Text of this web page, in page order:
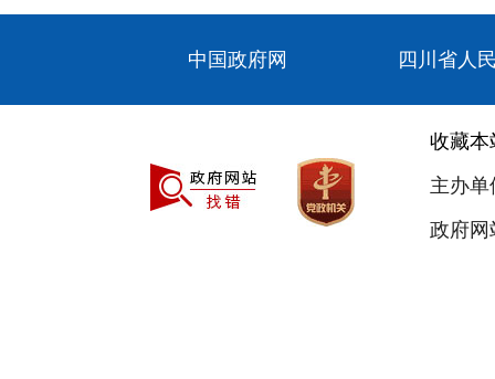
中国政府网 四川省人
收藏本
主办
政府网